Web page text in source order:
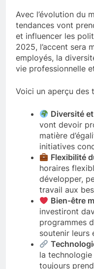
Avec l’évolution du
tendances vont
et influencer les
2025, l’accent sera
employés, la
vie professionnelle
Voici un aperçu des
Diversité
vont devoir
matière
initiatives
Flexibilité
horaires
développer,
travail aux
Bien-être
investiront
programmes
soutenir leurs
la
toujours